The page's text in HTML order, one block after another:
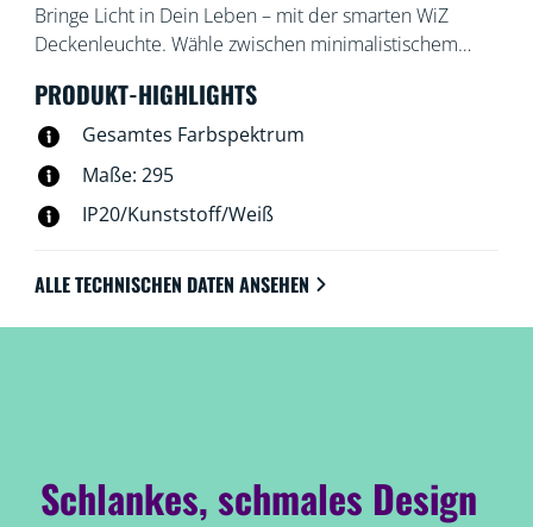
Bringe Licht in Dein Leben – mit der smarten WiZ
Deckenleuchte. Wähle zwischen minimalistischem
auf Deine Einrichtung! Genieße den kompletten
Komfort und gleichzeitig den geringeren
Weißlicht. Probiere kühles Tageslicht für gute
Konzentration oder gemütliches Kerzenlicht zum
kannst Du es mit der WiZ App oder Deiner Stimme zu
100 Prozent fernsteuern.
PRODUKT-HIGHLIGHTS
Gesamtes Farbspektrum
Maße: 295
IP20/Kunststoff/Weiß
ALLE TECHNISCHEN DATEN ANSEHEN
Schlankes, schmales Design